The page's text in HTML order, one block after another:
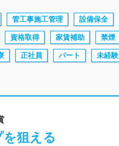
管工事施工管理 設備保全
資格取得 家賃補助 禁煙
正社員 パート 未経験
狙える